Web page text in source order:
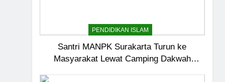
PENDIDIKAN ISLAM
Santri MANPK Surakarta Turun ke
Masyarakat Lewat Camping Dakwah